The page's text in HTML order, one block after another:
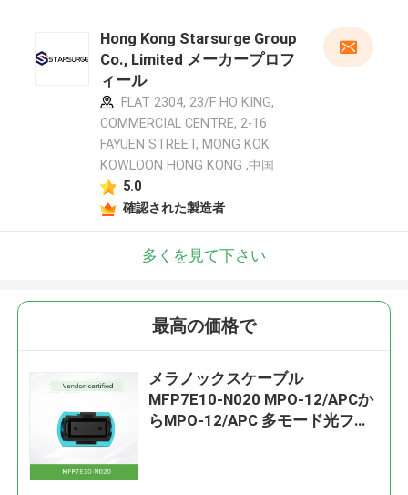
Hong Kong Starsurge Group
Co., Limited メーカープロフ
ィール
FLAT 2304, 23/F HO KING,
COMMERCIAL CENTRE, 2-16
FAYUEN STREET, MONG KOK
KOWLOON HONG KONG ,中国
5.0
確認された製造者
多くを見て下さい
最高の価格で
メラノックスケーブル
MFP7E10-N020 MPO-12/APCか
らMPO-12/APC 多モード光ファ